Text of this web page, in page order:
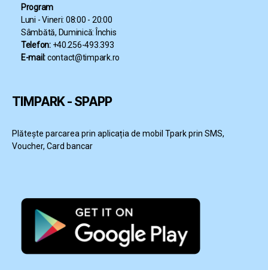
Program
Luni - Vineri: 08:00 - 20:00
Sâmbătă, Duminică: Închis
Telefon:+40.256-493.393
E-mail:contact@timpark.ro
TIMPARK - SPAPP
Plătește parcarea prin aplicația de mobil Tpark prin SMS,
Voucher, Card bancar